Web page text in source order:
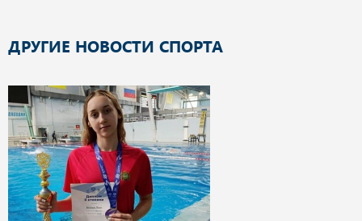
ДРУГИЕ НОВОСТИ СПОРТА